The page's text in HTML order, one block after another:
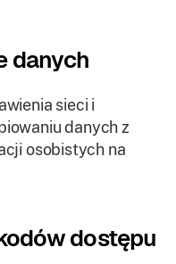
danych
sieci i
danych z
osobistych na
dostępu